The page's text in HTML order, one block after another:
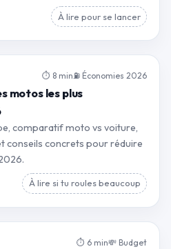
À lire pour se lancer
⏱ 8 min⛽ Économies 2026
motos les plus
comparatif moto vs voiture,
conseils concrets pour réduire
À lire si tu roules beaucoup
⏱ 6 min💸 Budget